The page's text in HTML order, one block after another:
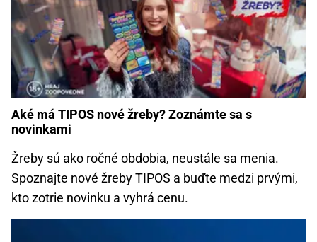
Aké má TIPOS nové žreby? Zoznámte sa s
novinkami
Žreby sú ako ročné obdobia, neustále sa menia.
Spoznajte nové žreby TIPOS a buďte medzi prvými,
kto zotrie novinku a vyhrá cenu.